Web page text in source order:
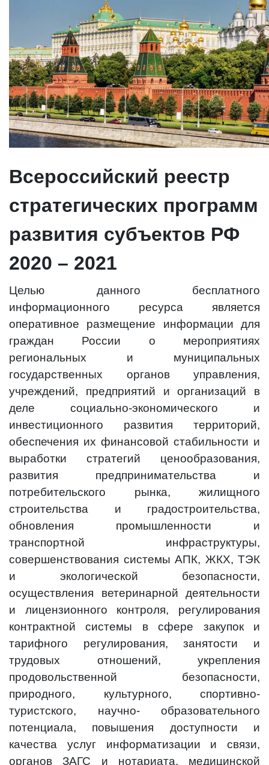
Всероссийский реестр
стратегических программ
развития субъектов РФ
2020 – 2021
Целью данного бесплатного
информационного ресурса является
оперативное размещение информации для
граждан России о мероприятиях
региональных и муниципальных
государственных органов управления,
учреждений, предприятий и организаций в
деле социально-экономического и
инвестиционного развития территорий,
обеспечения их финансовой стабильности и
выработки стратегий ценообразования,
развития предпринимательства и
потребительского рынка, жилищного
строительства и градостроительства,
обновления промышленности и
транспортной инфраструктуры,
совершенствования системы АПК, ЖКХ, ТЭК
и экологической безопасности,
осуществления ветеринарной деятельности
и лицензионного контроля, регулирования
контрактной системы в сфере закупок и
тарифного регулирования, занятости и
трудовых отношений, укрепления
продовольственной безопасности,
природного, культурного, спортивно-
туристского, научно- образовательного
потенциала, повышения доступности и
качества услуг информатизации и связи,
органов ЗАГС и нотариата, медицинской